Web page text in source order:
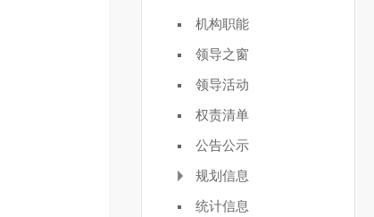
机构职能
领导之窗
领导活动
权责清单
公告公示
规划信息
统计信息